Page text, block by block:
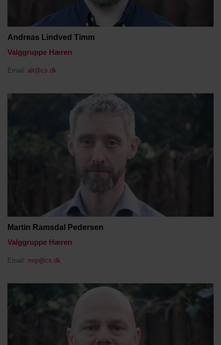
Andreas Lindved Timm
Valggruppe Hæren
Email: alt@cs.dk
Martin Ramsdal Pedersen
Valggruppe Hæren
Email: mrp@cs.dk